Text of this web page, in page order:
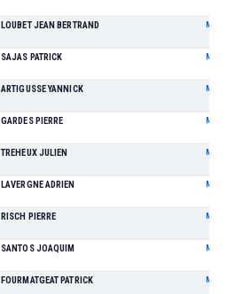
LOUBET JEAN BERTRAND M
SAJAS PATRICK M
ARTIGUSSE YANNICK M
GARDES PIERRE M
TREHEUX JULIEN M
LAVERGNE ADRIEN M
RISCH PIERRE M
SANTOS JOAQUIM M
FOURMATGEAT PATRICK M